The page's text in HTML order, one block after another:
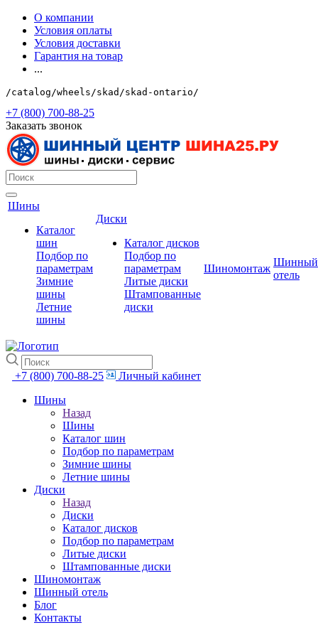
О компании
Условия оплаты
Условия доставки
Гарантия на товар
...
/catalog/wheels/skad/skad-ontario/
+7 (800) 700-88-25
Заказать звонок
Шины
Каталог
шин
Подбор по
параметрам
Зимние
шины
Летние
шины
Диски
Каталог дисков
Подбор по
параметрам
Литые диски
Штампованные
диски
Шиномонтаж
Шинный
отель
+7 (800) 700-88-25
Личный кабинет
Шины
Назад
Шины
Каталог шин
Подбор по параметрам
Зимние шины
Летние шины
Диски
Назад
Диски
Каталог дисков
Подбор по параметрам
Литые диски
Штампованные диски
Шиномонтаж
Шинный отель
Блог
Контакты